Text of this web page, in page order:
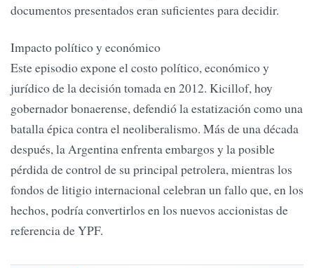
documentos presentados eran suficientes para decidir.
Impacto político y económico
Este episodio expone el costo político, económico y
jurídico de la decisión tomada en 2012. Kicillof, hoy
gobernador bonaerense, defendió la estatización como una
batalla épica contra el neoliberalismo. Más de una década
después, la Argentina enfrenta embargos y la posible
pérdida de control de su principal petrolera, mientras los
fondos de litigio internacional celebran un fallo que, en los
hechos, podría convertirlos en los nuevos accionistas de
referencia de YPF.